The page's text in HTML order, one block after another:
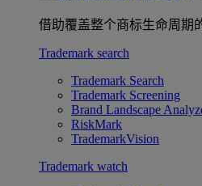
借助覆盖整个商标生命周期
Trademark search
Trademark Search
Trademark Screening
Brand Landscape
RiskMark
TrademarkVision
Trademark watch